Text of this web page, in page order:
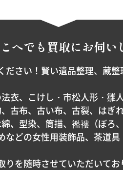
へでも 買取にお伺い
ださい！賢い遺品整理、蔵整
衣、こけし・市松人形・雛
古布、古い布、古裂、はぎ
、型染、筒描、襤褸（ぼろ
どの女性用装飾品、茶道
りを随時させていただいてお